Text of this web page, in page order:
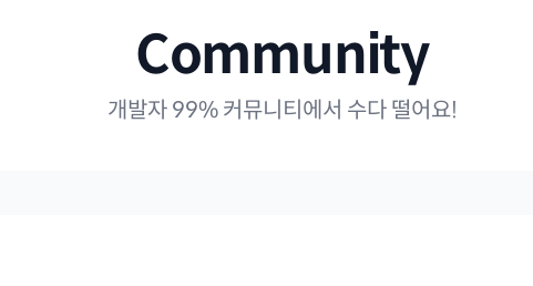
Community
개발자 99% 커뮤니티에서 수다 떨어요!